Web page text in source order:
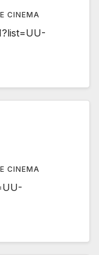
CINEMA
CINEMA